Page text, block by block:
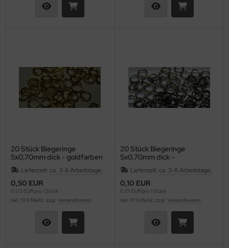
20 Stück Biegeringe
5x0,70mm dick - goldfarben
Lieferzeit: ca. 3-8 Arbeitstage;
0,50 EUR
0,03 EUR pro 1 Stück
inkl. 19 % MwSt. zzgl. Versandkosten
20 Stück Biegeringe
5x0,70mm dick -
hematitfarben
Lieferzeit: ca. 3-8 Arbeitstage;
0,10 EUR
0,01 EUR pro 1 Stück
inkl. 19 % MwSt. zzgl. Versandkosten